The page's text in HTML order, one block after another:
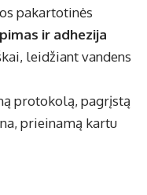
pakartotinės
ir adhezija
leidžiant vandens
protokolą, pagrįstą
prieinamą kartu